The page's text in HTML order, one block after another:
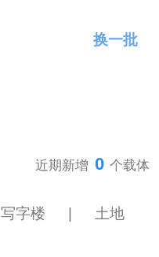
换一批
近期新增 0 个载体
写字楼 土地